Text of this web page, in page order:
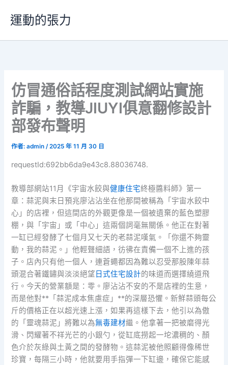
要
運動的張力
仿冒通俗話程度測試網站實施
詐騙，教導JIUYI俱意翻修設計
部發布聲明
作者:admin/2025 年 11 月 30 日
requestId:692bb6da9e43c8.88036748.
教導部網站11月《宇宙水餃與健康住宅終極醬料師》第一
章：蒜泥與末日預兆廖沾沾坐在他那間被稱為「宇宙水餃中
心」的店裡，但這間店的外觀更像是一個被遺棄的藍色塑膠
棚，與「宇宙」或「中心」這兩個詞毫無關係。他正在對著
一缸已經發酵了七個月又七天的老蒜泥嘆氣。「你還不夠靈
動，我的蒜泥。」他輕聲細語，彷彿在責備一個不上進的孩
子。店內只有他一個人，連蒼蠅都因為難以忍受那股陳年蒜
頭混合著鐵鏽與淡淡絕望 日式住宅設計的味道而選擇繞道飛
行。今天的營業額是：零。廖沾沾不安的不是店裡的生意，
而是他對**「蒜泥成本焦慮症」**的深層恐懼。新鮮蒜頭每公
斤的價格正在以超光速上漲，如果再這樣下去，他引以為傲
的「靈魂蒜泥」將難以為無毒建材繼。他拿著一把被磨得光
滑、閃耀著不祥光芒的小銀勺，從缸底撈起一坨濃稠的、顏
色介於灰綠與土黃之間的發酵物。這蒜泥被他照顧得像稀世
珍寶，每隔三小時，他就要用手指彈一下缸邊，確保它能感